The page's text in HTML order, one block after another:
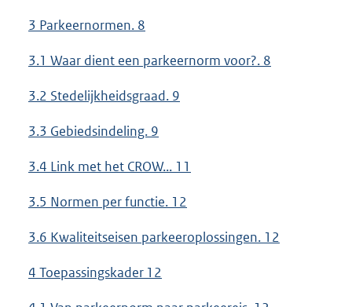
3 Parkeernormen. 8
3.1 Waar dient een parkeernorm voor?. 8
3.2 Stedelijkheidsgraad. 9
3.3 Gebiedsindeling. 9
3.4 Link met het CROW... 11
3.5 Normen per functie. 12
3.6 Kwaliteitseisen parkeeroplossingen. 12
4 Toepassingskader 12